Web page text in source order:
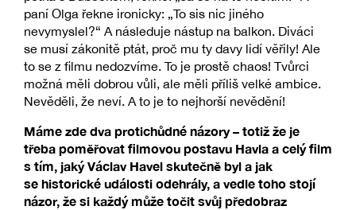
paní Olga řekne ironicky: „To sis nic jiného
nevymyslel?“ A následuje nástup na balkon. Diváci
se musí zákonitě ptát, proč mu ty davy lidí věřily! Ale
to se z filmu nedozvíme. To je prostě chaos! Tvůrci
možná měli dobrou vůli, ale měli příliš velké ambice.
Nevěděli, že neví. A to je to nejhorší nevědění!
Máme zde dva protichůdné názory – totiž že je
třeba poměřovat filmovou postavu Havla a celý film
s tím, jaký Václav Havel skutečně byl a jak
se historické události odehrály, a vedle toho stojí
názor, že si každý může točit svůj předobraz